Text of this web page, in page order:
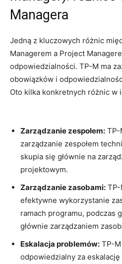
Managera
Jedną z kluczowych różnic
Managerem a Project
⁣odpowiedzialności. TP-M‌ ma
obowiązków ‍i
⁣Oto kilka konkretnych różnic w
Zarządzanie zespołem: TP-
zarządzanie zespołem‌
⁢skupia ⁤się głównie na⁤
projektowym.
Zarządzanie zasobami:
efektywne⁢ wykorzystanie
ramach programu, ​podczas⁤
głównie zarządzaniem
Eskalacja problemów: TP-
odpowiedzialny za